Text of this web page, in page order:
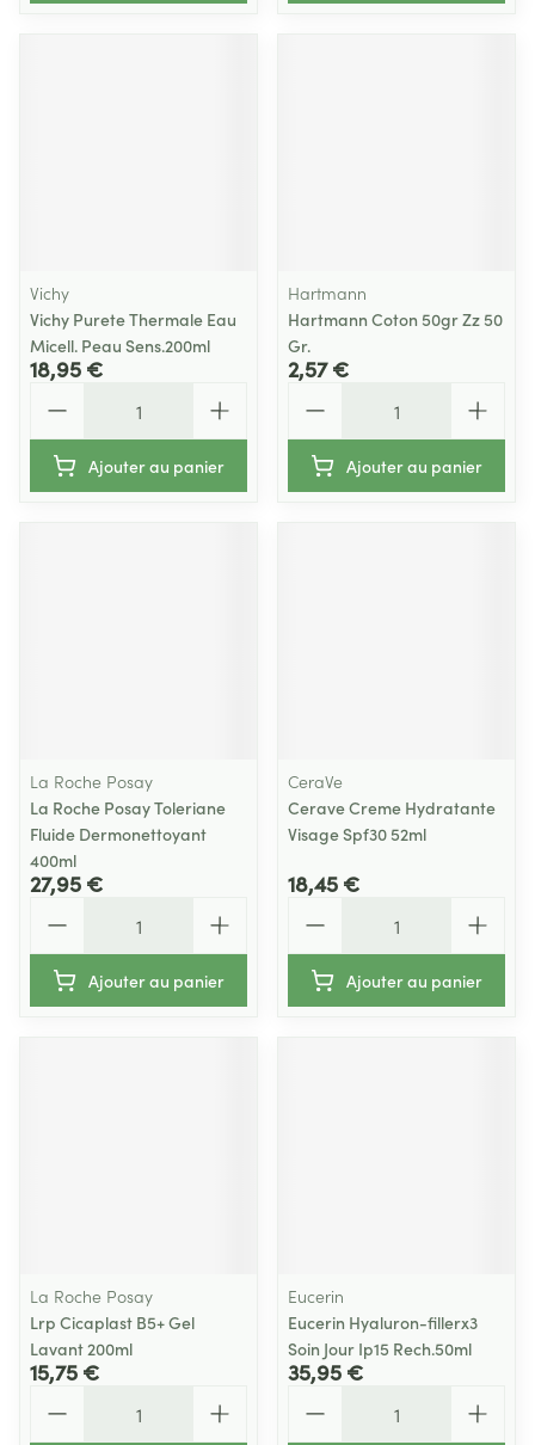
Vichy
Vichy Purete Thermale Eau
Micell. Peau Sens.200ml
18,95 €
Ajouter au panier
Hartmann
Hartmann Coton 50gr Zz 50
Gr.
2,57 €
Ajouter au panier
La Roche Posay
La Roche Posay Toleriane
Fluide Dermonettoyant
400ml
27,95 €
Ajouter au panier
CeraVe
Cerave Creme Hydratante
Visage Spf30 52ml
18,45 €
Ajouter au panier
La Roche Posay
Lrp Cicaplast B5+ Gel
Lavant 200ml
15,75 €
Eucerin
Eucerin Hyaluron-fillerx3
Soin Jour Ip15 Rech.50ml
35,95 €